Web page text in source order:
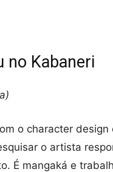
no Kabaneri
o character design
o artista
É mangaká e